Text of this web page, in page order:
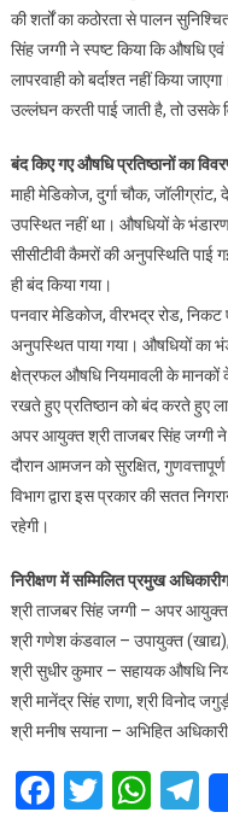
की शर्तों का कठोरता से पालन
सिंह जग्गी ने स्पष्ट किया कि औषधि
लापरवाही को बर्दाश्त नहीं किया
उल्लंघन करती पाई जाती है, तो उसके
बंद किए गए औषधि प्रतिष्ठानों का
माही मेडिकोज, दुर्गा चौक, जॉलीग्रांट,
उपस्थित नहीं था। औषधियों के
सीसीटीवी कैमरों की अनुपस्थिति
ही बंद किया गया।
पनवार मेडिकोज, वीरभद्र रोड,
अनुपस्थित पाया गया। औषधियों का
क्षेत्रफल औषधि नियमावली के मानकों
रखते हुए प्रतिष्ठान को बंद करते हुए
अपर आयुक्त श्री ताजबर सिंह जग्गी ने
दौरान आमजन को सुरक्षित,
विभाग द्वारा इस प्रकार की सतत
रहेगी।
निरीक्षण में सम्मिलित प्रमुख
श्री ताजबर सिंह जग्गी – अपर
श्री गणेश कंडवाल – उपायुक्त
श्री सुधीर कुमार – सहायक औषधि
श्री मानेंद्र सिंह राणा, श्री विनोद
श्री मनीष सयाना – अभिहित
Facebook
Twitter